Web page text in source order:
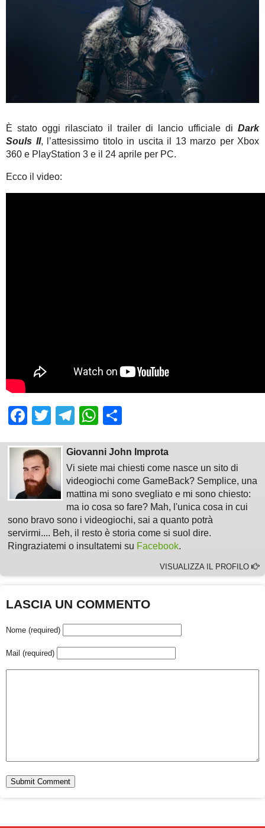
È stato oggi rilasciato il trailer di lancio ufficiale di Dark
Souls II, l’attesissimo titolo in uscita il 13 marzo per Xbox
360 e PlayStation 3 e il 24 aprile per PC.
Ecco il video:
Facebook
TwitterTelegram
WhatsApp
Giovanni John Improta
Vi siete mai chiesti come nasce un sito di
videogiochi come GameBack? Semplice, una
mattina mi sono svegliato e mi sono chiesto:
ma io cosa so fare? Mah, l'unica cosa in cui
sono bravo sono i videogiochi, sai a quanto potrà
servirmi.... Beh, il resto è storia come si suol dire.
Ringraziatemi o insultatemi su Facebook.
VISUALIZZA IL PROFILO
LASCIA UN COMMENTO
Nome (required)
Mail (required)